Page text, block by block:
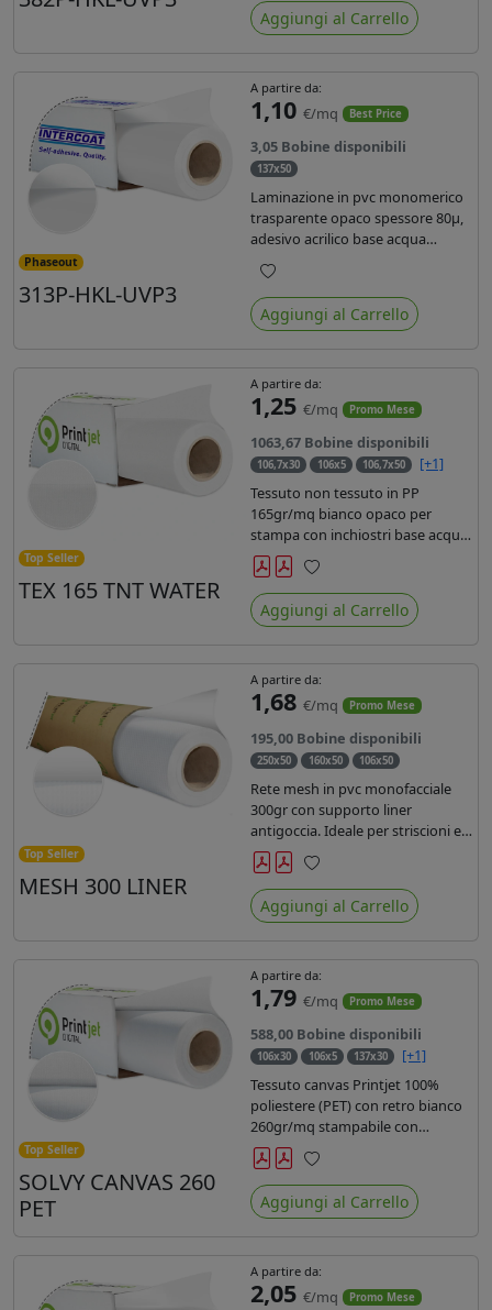
3 anni, ideale per laminare stampe
con ink solvente, eco-solvente e
Aggiungi al Carrello
Phaseout
313P-HKL-UVP3
A partire da:
1,10 €/mq Best Price
3,05 Bobine disponibili
137x50
Laminazione in pvc monomerico
trasparente opaco spessore 80µ,
adesivo acrilico base acqua
permanente specifico per ink uv,
liner in carta kraft da 90gr. Durata
3 anni, dotata di filtro uv, idonea
per stampe con inchiostro
Preferiti
Aggiungi al Carrello
Top Seller
TEX 165 TNT WATER
A partire da:
1,25 €/mq Promo Mese
1063,67 Bobine disponibili
106,7x30 106x5 106,7x50
[+1]
Tessuto non tessuto in PP
165gr/mq bianco opaco per
stampa con inchiostri base acqua,
latex, uv, ecosolvente. Finitura a
rombi spundbond e coating
superficiale con totale assenza di
peluria. Occhiellabile, non
Preferiti
Aggiungi al Carrello
Top Seller
MESH 300 LINER
A partire da:
1,68 €/mq Promo Mese
195,00 Bobine disponibili
250x50 160x50 106x50
Rete mesh in pvc monofacciale
300gr con supporto liner
antigoccia. Ideale per striscioni e
coperture antivento. Saldabile,
stampabile con inchiostri
solvente, ecosolvente, uv e latex.
Densità fili 1000x1000 , filato 9x13.
Preferiti
Aggiungi al Carrello
Top Seller
SOLVY CANVAS 260
PET
A partire da:
1,79 €/mq Promo Mese
588,00 Bobine disponibili
106x30 106x5 137x30
[+1]
Tessuto canvas Printjet 100%
poliestere (PET) con retro bianco
260gr/mq stampabile con
inchiostri solvente, ecosolvente,
uv e latex.
Preferiti
Aggiungi al Carrello
A partire da:
2,05 €/mq Promo Mese